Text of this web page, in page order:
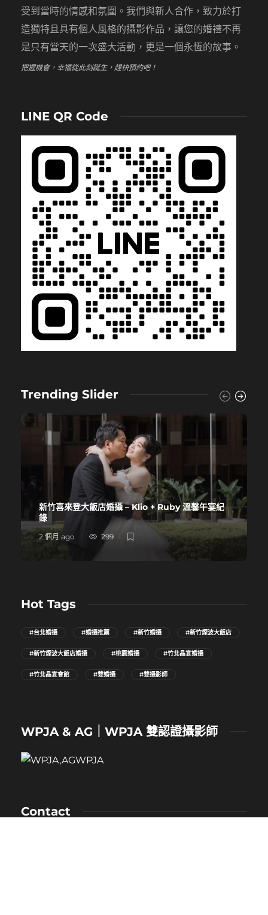
受到當時的情感和氛圍。我們與新人合作，致力於打
造獨特且具有個人風格的攝影作品，讓您的婚禮不再
是只有當天的一次盛大活動，更是一個永恆的故事。
把握機會，幸福從此刻誕生，趕快預約吧！
LINE QR Code
Trending Slider
新竹喜來登大飯店婚攝 – Klio + Ruby 溫馨午宴紀
錄
2 個月 ago 299
Hot Tags
#台北婚攝 #婚攝推薦 #新竹婚攝 #新竹煙波大飯店
#新竹煙波大飯店婚攝 #桃園婚攝 #竹北晶宴婚攝
#竹北晶宴會館 #雙婚攝 #雙攝影師
WPJA & AG｜WPJA 雙認證攝影師
Contact